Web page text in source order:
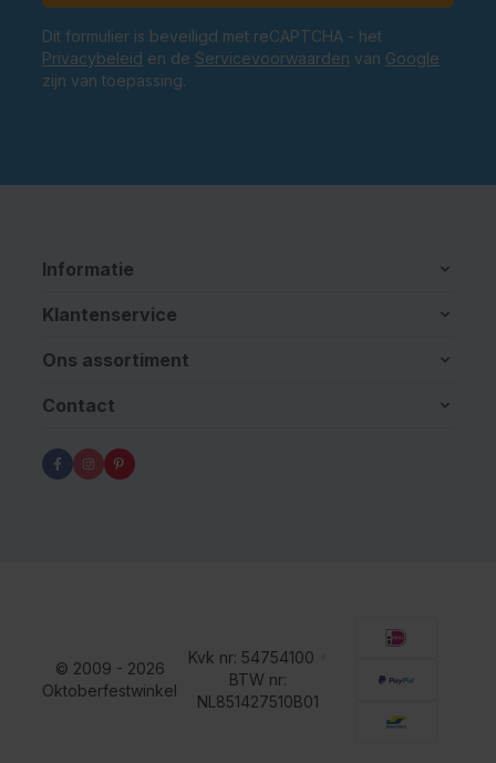
Dit formulier is beveiligd met reCAPTCHA - het
Privacybeleid en de Servicevoorwaarden van Google
zijn van toepassing.
Informatie
Klantenservice
Ons assortiment
Contact
© 2009 - 2026
Oktoberfestwinkel
Kvk nr: 54754100
BTW nr:
NL851427510B01